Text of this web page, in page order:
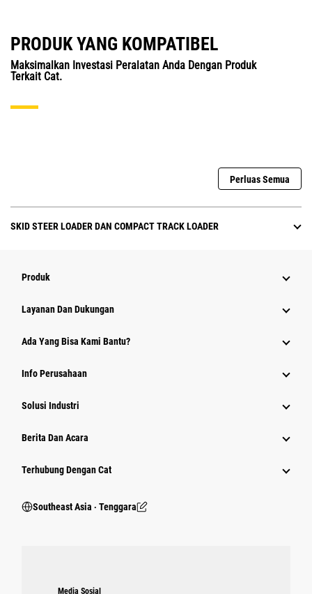
PRODUK YANG KOMPATIBEL
Maksimalkan Investasi Peralatan Anda Dengan Produk
Terkait Cat.
Perluas Semua
SKID STEER LOADER DAN COMPACT TRACK LOADER
Produk
Layanan Dan Dukungan
Ada Yang Bisa Kami Bantu?
Info Perusahaan
Solusi Industri
Berita Dan Acara
Terhubung Dengan Cat
Southeast Asia ‧ Tenggara
Media Sosial